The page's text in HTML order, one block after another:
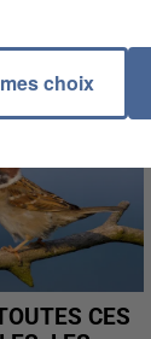
CES
choix